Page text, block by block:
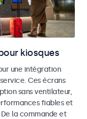
kiosques
une intégration
Ces écrans
sans ventilateur,
fiables et
la commande et